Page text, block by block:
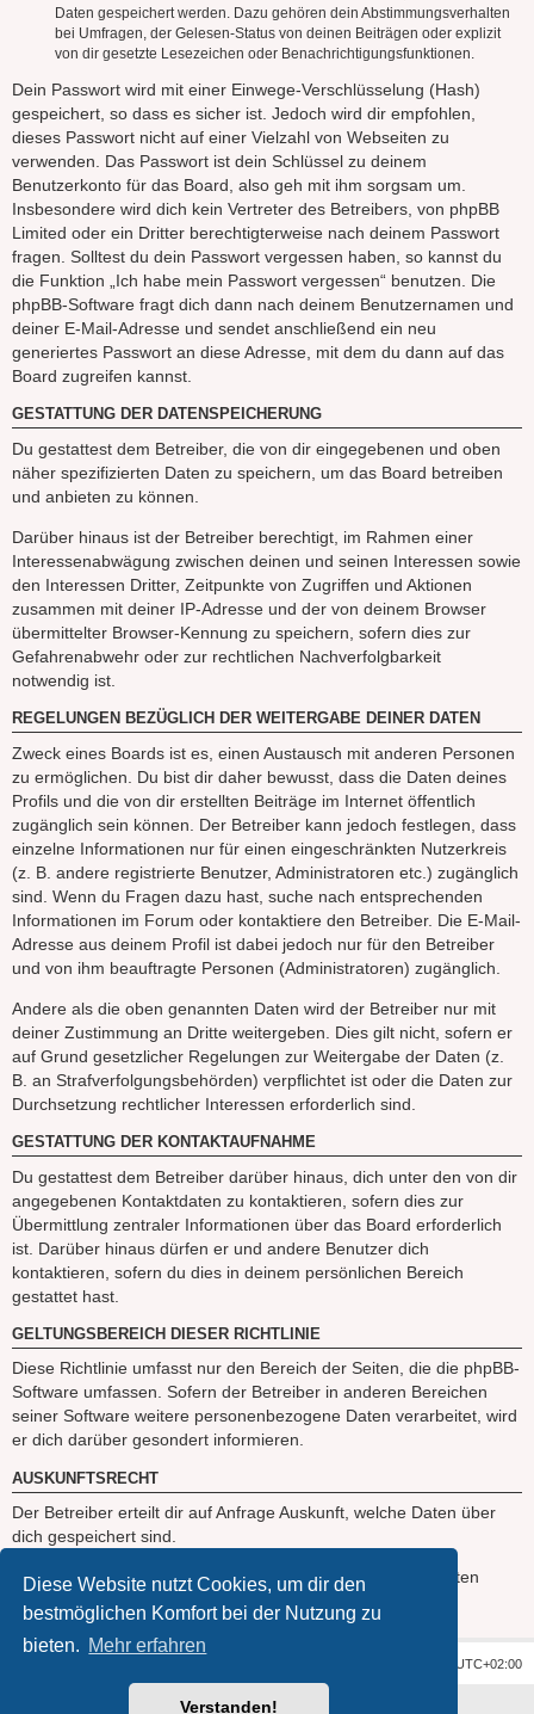
Diese Website nutzt Cookies, um dir den
bestmöglichen Komfort bei der Nutzung zu
bieten. Mehr erfahren
Verstanden!
Daten gespeichert werden. Dazu gehören dein Abstimmungsverhalten
bei Umfragen, der Gelesen-Status von deinen Beiträgen oder explizit
von dir gesetzte Lesezeichen oder Benachrichtigungsfunktionen.
Dein Passwort wird mit einer Einwege-Verschlüsselung (Hash)
gespeichert, so dass es sicher ist. Jedoch wird dir empfohlen,
dieses Passwort nicht auf einer Vielzahl von Webseiten zu
verwenden. Das Passwort ist dein Schlüssel zu deinem
Benutzerkonto für das Board, also geh mit ihm sorgsam um.
Insbesondere wird dich kein Vertreter des Betreibers, von phpBB
Limited oder ein Dritter berechtigterweise nach deinem Passwort
fragen. Solltest du dein Passwort vergessen haben, so kannst du
die Funktion „Ich habe mein Passwort vergessen“ benutzen. Die
phpBB-Software fragt dich dann nach deinem Benutzernamen und
deiner E-Mail-Adresse und sendet anschließend ein neu
generiertes Passwort an diese Adresse, mit dem du dann auf das
Board zugreifen kannst.
GESTATTUNG DER DATENSPEICHERUNG
Du gestattest dem Betreiber, die von dir eingegebenen und oben
näher spezifizierten Daten zu speichern, um das Board betreiben
und anbieten zu können.
Darüber hinaus ist der Betreiber berechtigt, im Rahmen einer
Interessenabwägung zwischen deinen und seinen Interessen sowie
den Interessen Dritter, Zeitpunkte von Zugriffen und Aktionen
zusammen mit deiner IP-Adresse und der von deinem Browser
übermittelter Browser-Kennung zu speichern, sofern dies zur
Gefahrenabwehr oder zur rechtlichen Nachverfolgbarkeit
notwendig ist.
REGELUNGEN BEZÜGLICH DER WEITERGABE DEINER DATEN
Zweck eines Boards ist es, einen Austausch mit anderen Personen
zu ermöglichen. Du bist dir daher bewusst, dass die Daten deines
Profils und die von dir erstellten Beiträge im Internet öffentlich
zugänglich sein können. Der Betreiber kann jedoch festlegen, dass
einzelne Informationen nur für einen eingeschränkten Nutzerkreis
(z. B. andere registrierte Benutzer, Administratoren etc.) zugänglich
sind. Wenn du Fragen dazu hast, suche nach entsprechenden
Informationen im Forum oder kontaktiere den Betreiber. Die E-Mail-
Adresse aus deinem Profil ist dabei jedoch nur für den Betreiber
und von ihm beauftragte Personen (Administratoren) zugänglich.
Andere als die oben genannten Daten wird der Betreiber nur mit
deiner Zustimmung an Dritte weitergeben. Dies gilt nicht, sofern er
auf Grund gesetzlicher Regelungen zur Weitergabe der Daten (z.
B. an Strafverfolgungsbehörden) verpflichtet ist oder die Daten zur
Durchsetzung rechtlicher Interessen erforderlich sind.
GESTATTUNG DER KONTAKTAUFNAHME
Du gestattest dem Betreiber darüber hinaus, dich unter den von dir
angegebenen Kontaktdaten zu kontaktieren, sofern dies zur
Übermittlung zentraler Informationen über das Board erforderlich
ist. Darüber hinaus dürfen er und andere Benutzer dich
kontaktieren, sofern du dies in deinem persönlichen Bereich
gestattet hast.
GELTUNGSBEREICH DIESER RICHTLINIE
Diese Richtlinie umfasst nur den Bereich der Seiten, die die phpBB-
Software umfassen. Sofern der Betreiber in anderen Bereichen
seiner Software weitere personenbezogene Daten verarbeitet, wird
er dich darüber gesondert informieren.
AUSKUNFTSRECHT
Der Betreiber erteilt dir auf Anfrage Auskunft, welche Daten über
dich gespeichert sind.
Du kannst jederzeit die Löschung bzw. Sperrung deiner Daten
verlangen. Kontaktiere hierzu bitte den Betreiber.
UTC+02:00
Powered byphpBB® Forum Software © phpBB Limited